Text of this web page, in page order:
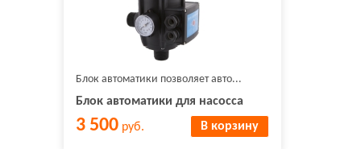
Блок автоматики позволяет авто...
Блок автоматики для насосса
3 500 руб. В корзину